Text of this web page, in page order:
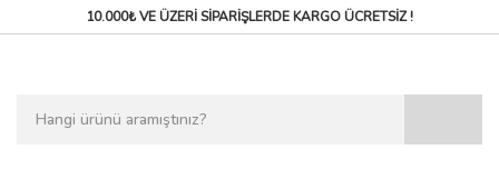
10.000₺ VE ÜZERİ SİPARİŞLERDEKARGO ÜCRETSİZ !